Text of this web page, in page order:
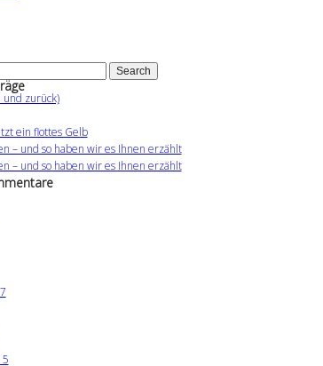
und zurück)
ein flottes Gelb
– und so haben wir es Ihnen erzählt
– und so haben wir es Ihnen erzählt